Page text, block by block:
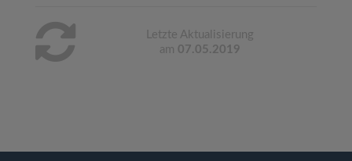
Letzte Aktualisierung
am 07.05.2019